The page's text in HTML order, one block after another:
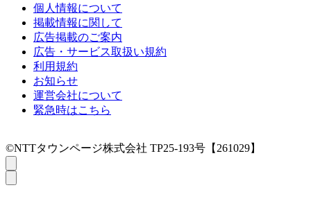
個人情報について
掲載情報に関して
広告掲載のご案内
広告・サービス取扱い規約
利用規約
お知らせ
運営会社について
緊急時はこちら
©NTTタウンページ株式会社 TP25-193号【261029】